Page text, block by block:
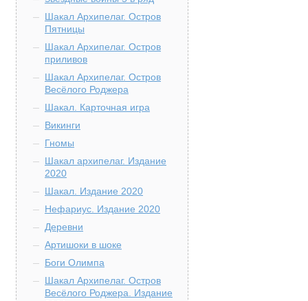
Шакал Архипелаг. Остров
Пятницы
Шакал Архипелаг. Остров
приливов
Шакал Архипелаг. Остров
Весёлого Роджера
Шакал. Карточная игра
Викинги
Гномы
Шакал архипелаг. Издание
2020
Шакал. Издание 2020
Нефариус. Издание 2020
Деревни
Артишоки в шоке
Боги Олимпа
Шакал Архипелаг. Остров
Весёлого Роджера. Издание